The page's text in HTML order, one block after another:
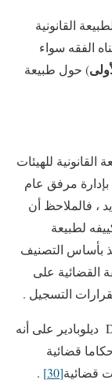
القانونية
الفقه سواء
) حول طبيعة
للهيئات
مرفق عام
، فالملاحظ أن
لطبيعة
بأساس التصنيف
القضائية على
التسجيل .
وفي هذا الإطار يرى الأستاذ DELAUBADERE ديلوبادير على أنه
قضائية
قضائية[30]
.